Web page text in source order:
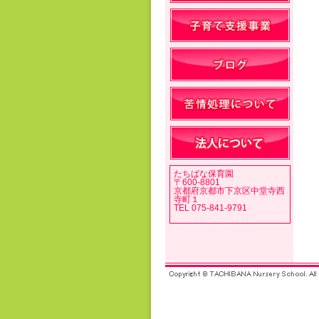
たちばな保育園
〒600-8801
京都府京都市下京区中堂寺西
寺町１
TEL 075-841-9791